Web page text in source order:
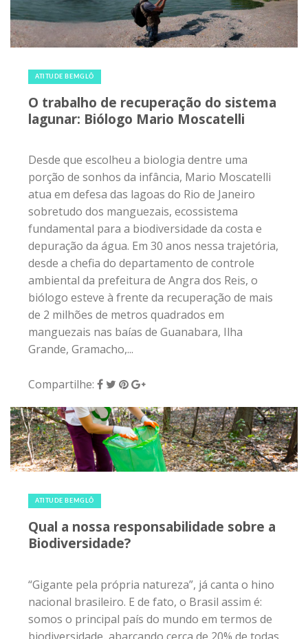
atua em defesa das lagoas do Rio de Janeiro
sobretudo dos manguezais, ecossistema
fundamental para a biodiversidade da costa e
desde a chefia do departamento de controle
ambiental da prefeitura de Angra dos Reis, o
biólogo esteve à frente da recuperação de mais
de 2 milhões de metros quadrados em
Grande, Gramacho,...
Compartilhe:
29 de maio de 2018 | 0
ATITUDE BEMGLÔ
Qual a nossa responsabilidade sobre a
Biodiversidade?
nacional brasileiro. E de fato, o Brasil assim é:
somos o principal país do mundo em termos de
biodiversidade, abarcando cerca de 20% de todas
as espécies de vida da Terra. Nossos 8,5 milhões
Amazônica, maior floresta tropical úmida do
mundo; o Pantanal, maior planície inundável; 3,5
milhões km² em costa marinha (com
de savanas e...
Compartilhe: